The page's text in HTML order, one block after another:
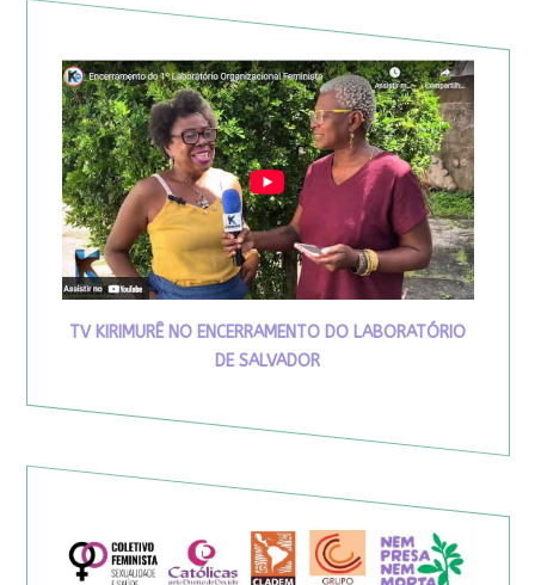
TV KIRIMURÊ NO ENCERRAMENTO DO LABORATÓRIO
DE SALVADOR